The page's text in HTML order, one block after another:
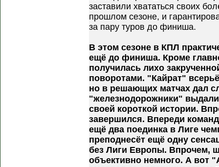
заставили хвататься своих
прошлом сезоне, и
за пару туров до финиша.
В этом сезоне в КПЛ
ещё до финиша. Кроме
получилась лихо
поворотами. "Кайрат"
но в решающих матчах дал
"железнодорожники"
своей короткой истории.
завершился. Впереди
ещё два поединка в Лиге
преподнесёт ещё одну
без Лиги Европы. Впрочем,
объективно немного. А вот